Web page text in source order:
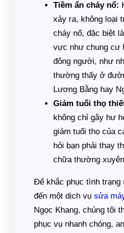
Tiềm ẩn cháy nổ:
xảy ra, không loại
cháy nổ, đặc biệt
vực như chung cư
đông người, như
thường thấy ở
Lương Bằng hay
Giảm tuổi thọ
không chỉ gây hư
giảm tuổi thọ của
hỏi bạn phải thay
chữa thường
Để khắc phục tình trạng
đến một dịch vụ sửa
Ngọc Khang, chúng tôi
phục vụ nhanh chóng,